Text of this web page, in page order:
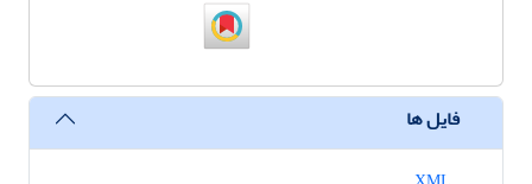
فایل ها